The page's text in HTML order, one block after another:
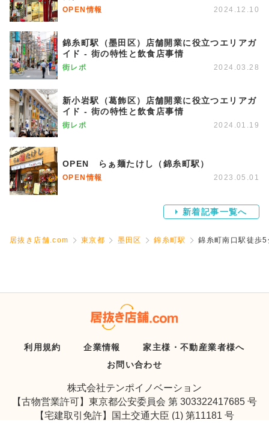
OPEN情報 2024.12.10
錦糸町駅（墨田区）店舗開業に役立つエリアガ
イド - 街の特性と飲食店事情
街レポ 2024.03.28
新小岩駅（葛飾区）店舗開業に役立つエリアガ
イド - 街の特性と飲食店事情
街レポ 2024.01.19
OPEN らぁ麺たけし（錦糸町駅）
OPEN情報 2023.05.01
新着記事一覧へ
居抜き店舗.com 東京都 墨田区 錦糸町駅 錦糸町南口駅徒歩
利用規約 企業情報
家主様・不動産業者様へ
お問い合わせ
株式会社テンポイノベーション
【古物営業許可】東京都公安委員会 第 303322417685 号
【宅建取引免許】国土交通大臣 (1) 第11181 号